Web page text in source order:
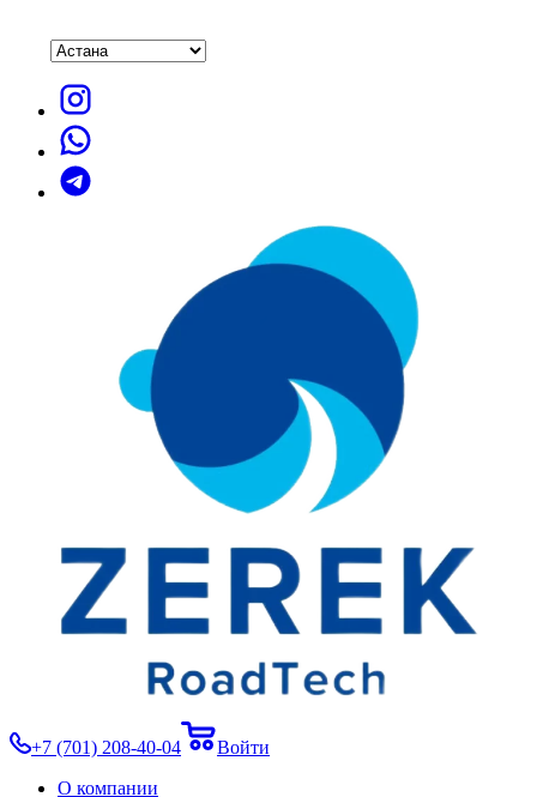
+7 (701) 208-40-04
Войти
О компании